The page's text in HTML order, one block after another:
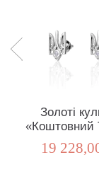
Золоті
«Коштовний
19